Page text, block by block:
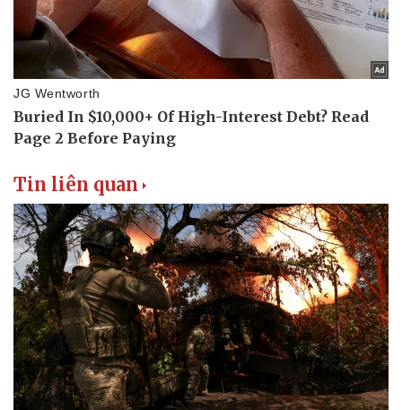
Thể thao
Bóng đá
Lịch thi đấu bóng đá
Thế giới thể thao
Hậu trường
Ô tô - Xe máy
Ô tô
Tư vấn
Tin liên quan